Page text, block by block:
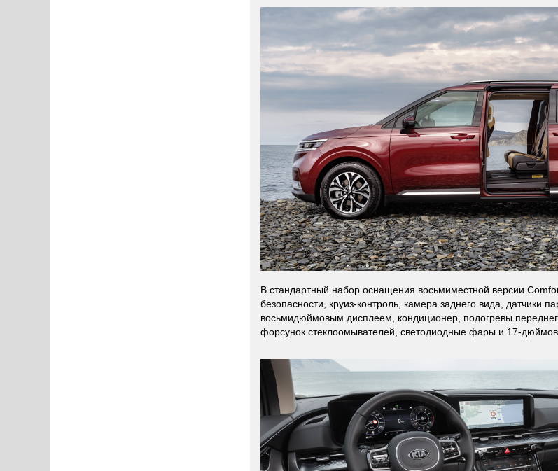
В стандартный набор оснащения восьмиместной версии
безопасности, круиз-контроль, камера заднего вида, датчики
восьмидюймовым дисплеем, кондиционер, подогревы
форсунок стеклоомывателей, светодиодные фары и 17-